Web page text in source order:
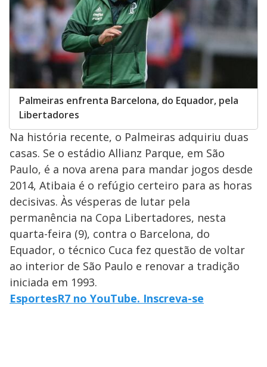
Palmeiras enfrenta Barcelona, do Equador, pela
Libertadores
Na história recente, o Palmeiras adquiriu duas
casas. Se o estádio Allianz Parque, em São
Paulo, é a nova arena para mandar jogos desde
2014, Atibaia é o refúgio certeiro para as horas
decisivas. Às vésperas de lutar pela
permanência na Copa Libertadores, nesta
quarta-feira (9), contra o Barcelona, do
Equador, o técnico Cuca fez questão de voltar
ao interior de São Paulo e renovar a tradição
iniciada em 1993.
EsportesR7 no YouTube. Inscreva-se